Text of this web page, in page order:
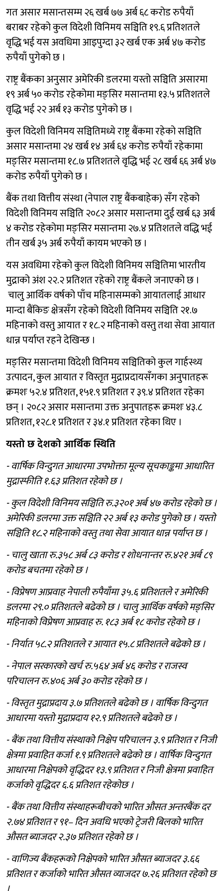
गत असार मसान्तसम्म २६ खर्ब ७७ अर्ब ६८ करोड रुपैयाँ
बराबर रहेको कुल विदेशी विनिमय सञ्चिति १९.६ प्रतिशतले
वृद्धि भई यस अवधिमा आइपुग्दा ३२ खर्ब एक अर्ब ४७ करोड
रुपैयाँ पुगेको छ ।
राष्ट्र बैंकका अनुसार अमेरिकी डलरमा यस्तो सञ्चिति असारमा
१९ अर्ब ५० करोड रहेकोमा मङ्सिर मसान्तमा १३.५ प्रतिशतले
वृद्धि भई २२ अर्ब १३ करोड पुगेको छ ।
कुल विदेशी विनिमय सञ्चितिमध्ये राष्ट्र बैंकमा रहेको सञ्चिति
असार मसान्तमा २४ खर्ब १४ अर्ब ६४ करोड रुपैयाँ रहेकामा
मङ्सिर मसान्तमा १८.७ प्रतिशतले वृद्धि भई २८ खर्ब ६६ अर्ब ४७
करोड रुपैयाँ पुगेको छ ।
बैंक तथा वित्तीय संस्था (नेपाल राष्ट्र बैंकबाहेक) सँग रहेको
विदेशी विनिमय सञ्चिति २०८२ असार मसान्तमा दुई खर्ब ६३ अर्ब
४ करोड रहेकोमा मङ्सिर मसान्तमा २७.४ प्रतिशतले वद्धि भई
तीन खर्ब ३५ अर्ब रुपैयाँ कायम भएको छ ।
यस अवधिमा रहेको कुल विदेशी विनिमय सञ्चितिमा भारतीय
मुद्राको अंश २२.२ प्रतिशत रहेको राष्ट्र बैंकले जनाएको छ ।
चालु आर्थिक वर्षको पाँच महिनासम्मको आयातलाई आधार
मान्दा बैंकिङ क्षेत्रसँग रहेको विदेशी विनिमय सञ्चिति २१.७
महिनाको वस्तु आयात र १८.२ महिनाको वस्तु तथा सेवा आयात
धान्न पर्याप्त रहने देखिन्छ ।
मङ्सिर मसान्तमा विदेशी विनिमय सञ्चितिको कुल गार्हस्थ्य
उत्पादन, कुल आयात र विस्तृत मुद्राप्रदायसँगका अनुपातहरू
क्रमशः ५२.४ प्रतिशत, १५१.९ प्रतिशत र ३९.४ प्रतिशत रहेका
छन् । २०८२ असार मसान्तमा उक्त अनुपातहरू क्रमशः ४३.८
प्रतिशत, १२८.१ प्रतिशत र ३४.१ प्रतिशत रहेका थिए ।
यस्तो छ देशको आर्थिक स्थिति
- वार्षिक विन्दुगत आधारमा उपभोक्ता मूल्य सूचकाङ्कमा आधारित
मुद्रास्फीति १.६३ प्रतिशत रहेको छ ।
- कुल विदेशी विनिमय सञ्चिति रु.३२०१ अर्ब ४७ करोड रहेको छ ।
अमेरिकी डलरमा उक्त सञ्चिति २२ अर्ब १३ करोड पुगेको छ । यस्तो
सञ्चिति १८.२ महिनाको वस्तु तथा सेवा आयात धान्न पर्याप्त छ ।
- चालु खाता रु.३५८ अर्ब ८३ करोड र शोधनान्तर रु.४२१ अर्ब ८९
करोड बचतमा रहेको छ ।
- विप्रेषण आप्रवाह नेपाली रुपैयाँमा ३५.६ प्रतिशतले र अमेरिकी
डलरमा २९.० प्रतिशतले बढेको छ । चालु आर्थिक वर्षको मङ्सिर
महिनाको विप्रेषण आप्रवाह रु. १८३ अर्ब १८ करोड रहेको छ ।
- निर्यात ५८.२ प्रतिशतले र आयात १५.८ प्रतिशतले बढेको छ ।
- नेपाल सरकारको खर्च रु.५६४ अर्ब ४६ करोड र राजस्व
परिचालन रु.४०६ अर्ब ३० करोड रहेको छ ।
- विस्तृत मुद्राप्रदाय ३.७ प्रतिशतले बढेको छ । वार्षिक विन्दुगत
आधारमा यस्तो मुद्राप्रदाय १२.९ प्रतिशतले बढेको छ ।
- बैंक तथा वित्तीय संस्थाको निक्षेप परिचालन ३.९ प्रतिशत र निजी
क्षेत्रमा प्रवाहित कर्जा १.९ प्रतिशतले बढेको छ । वार्षिक विन्दुगत
आधारमा निक्षेपको वृद्धिदर १३.९ प्रतिशत र निजी क्षेत्रमा प्रवाहित
कर्जाको वृद्धिदर ६.६ प्रतिशत रहेकोछ ।
- बैंक तथा वित्तीय संस्थाहरूबीचको भारित औसत अन्तरबैंक दर
२.७४ प्रतिशत र ९१– दिन अवधि भएको ट्रेजरी बिलको भारित
औसत ब्याजदर २.३७ प्रतिशत रहेको छ ।
- वाणिज्य बैंकहरूको निक्षेपको भारित औसत ब्याजदर ३.६६
प्रतिशत र कर्जाको भारित औसत व्याजदर ७.२६ प्रतिशत रहेको छ